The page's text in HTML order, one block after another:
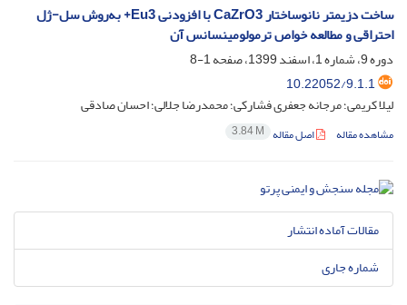
ساخت دزیمتر نانوساختار CaZrO3 با افزودنی Eu3+ به‌روش سل-ژل
احتراقی و مطالعه خواص ترمولومینسانس آن
دوره 9، شماره 1، اسفند 1399، صفحه
1-8
10.22052/9.1.1
لیلا کریمی؛ مرجانه جعفری فشارکی؛ محمدرضا جلالی؛ احسان صادقی
مشاهده مقاله اصل مقاله 3.84 M
مقالات آماده انتشار
شماره جاری